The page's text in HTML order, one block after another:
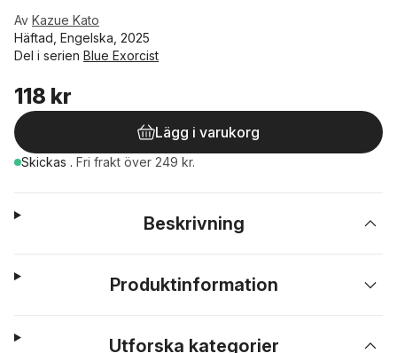
Av Kazue Kato
Häftad, Engelska, 2025
Del i serien Blue Exorcist
118 kr
Lägg i varukorg
Skickas . Fri frakt över 249 kr.
Beskrivning
Produktinformation
Utforska kategorier